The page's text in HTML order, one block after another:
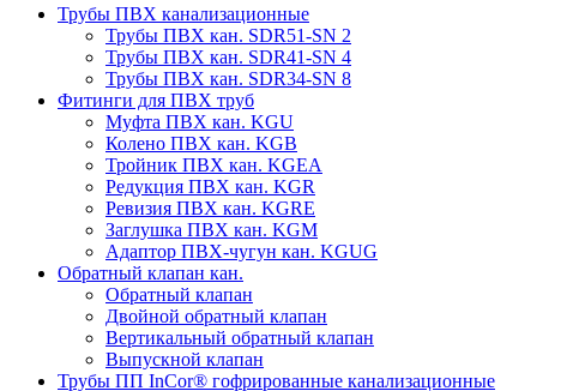
Трубы ПВХ канализационные
Трубы ПВХ кан. SDR51-SN 2
Трубы ПВХ кан. SDR41-SN 4
Трубы ПВХ кан. SDR34-SN 8
Фитинги для ПВХ труб
Муфта ПВХ кан. KGU
Колено ПВХ кан. KGB
Тройник ПВХ кан. KGEA
Редукция ПВХ кан. KGR
Ревизия ПВХ кан. KGRE
Заглушка ПВХ кан. KGM
Адаптор ПВХ-чугун кан. KGUG
Обратный клапан кан.
Обратный клапан
Двойной обратный клапан
Вертикальный обратный клапан
Выпускной клапан
Трубы ПП InCor® гофри­рованные канализационные